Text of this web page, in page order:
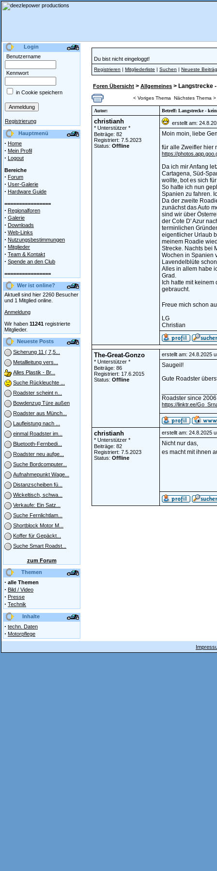
Login
Benutzername
Kennwort
in Cookie speichern
Registrierung
Hauptmenü
· Home
· Mein Profil
· Logout
Bereiche
· Forum
· User-Galerie
· Hardware Guide
================
· Regionalforen
· Galerie
· Downloads
· Web-Links
· Nutzungsbestimmungen
· Mitglieder
· Team & Kontakt
· Spende an den Club
================
Wer ist online?
Aktuell sind hier 2260 Besucher
und 1 Mitglied online.
Anmeldung
Wir haben 11241 registrierte
Mitglieder.
Neueste Posts
Sicherung 11 ( 7,5...
Metallleitung vers...
Alles Plastik - Br...
Suche Rückleuchte ...
Roadster scheint n...
Bowdenzug Türe außen
Roadster aus Münch...
Laufleistung nach ...
einmal Roadster im...
Bluetooth-Fernbedi...
Roadster neu aufge...
Suche Bordcomputer...
Aufnahmepunkt Wage...
Distanzscheiben fü...
Wickeltisch, schwa...
Verkaufe: Ein Satz...
Suche Fernlichtlam...
Shortblock Motor M...
Koffer für Gepäckt...
Suche Smart Roadst...
zum Forum
Themen
· alle Themen
· Bild / Video
· Presse
· Technik
Inhalte
· techn. Daten
· Motorpflege
Du bist nicht eingeloggt!
Registrieren | Mitgliederliste | Suchen | Neueste
Foren Übersicht > Allgemeines > Langstrecke
< Voriges Thema Nächstes Thema >
Autor: Betreff: Langstrecke -
christianh
* Unterstützer *
Beiträge: 82
Registriert: 7.5.2023
Status: Offline
erstellt am:
Moin moin, liebe
für alle Zweifler hier
https://
Da ich mir Anfang
Cartagena, Süd-
wollte, bot es sich
So hatte ich nun
Spanien zu fahren.
Da der zweite
zunächst das Auto
sind wir über
der Cote D' Azur
terminlichen
eigentlicher Urlaub
meinem Roadie
Strecke. Nachts bei
Wochen in Spanien
Lavendelblüte
Alles in allem habe
Grad.
Ich hatte mit
gebraucht.
Freue mich schon
LG
Christian
The-Great-Gonzo
* Unterstützer *
Beiträge: 86
Registriert: 17.6.2015
Status: Offline
erstellt am: 24.8.2025
Saugeil!
Gute Roadster
Roadster since
https://linktr.ee/
christianh
* Unterstützer *
Beiträge: 82
Registriert: 7.5.2023
Status: Offline
erstellt am: 24.8.2025
Nicht nur das,
es macht mit ihnen